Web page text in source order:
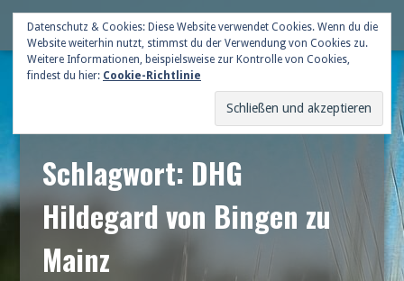
Skip
content
Deutsche Gildenschaft
Schlagwort: DHG
Hildegard von Bingen zu
Mainz
Datenschutz & Cookies: Diese Website verwendet Cookies. Wenn du die
Website weiterhin nutzt, stimmst du der Verwendung von Cookies zu.
Weitere Informationen, beispielsweise zur Kontrolle von Cookies,
findest du hier: Cookie-Richtlinie